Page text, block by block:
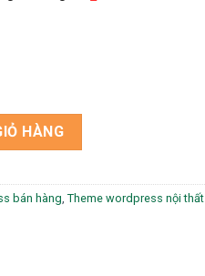
seo số lượng
HÀNG
bán hàng Theme wordpress nội thất